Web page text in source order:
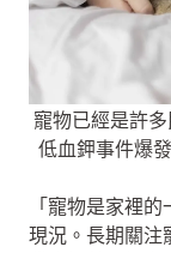
寵物已經是許
低血鉀事件爆
「寵物是家裡
現況。長期關注